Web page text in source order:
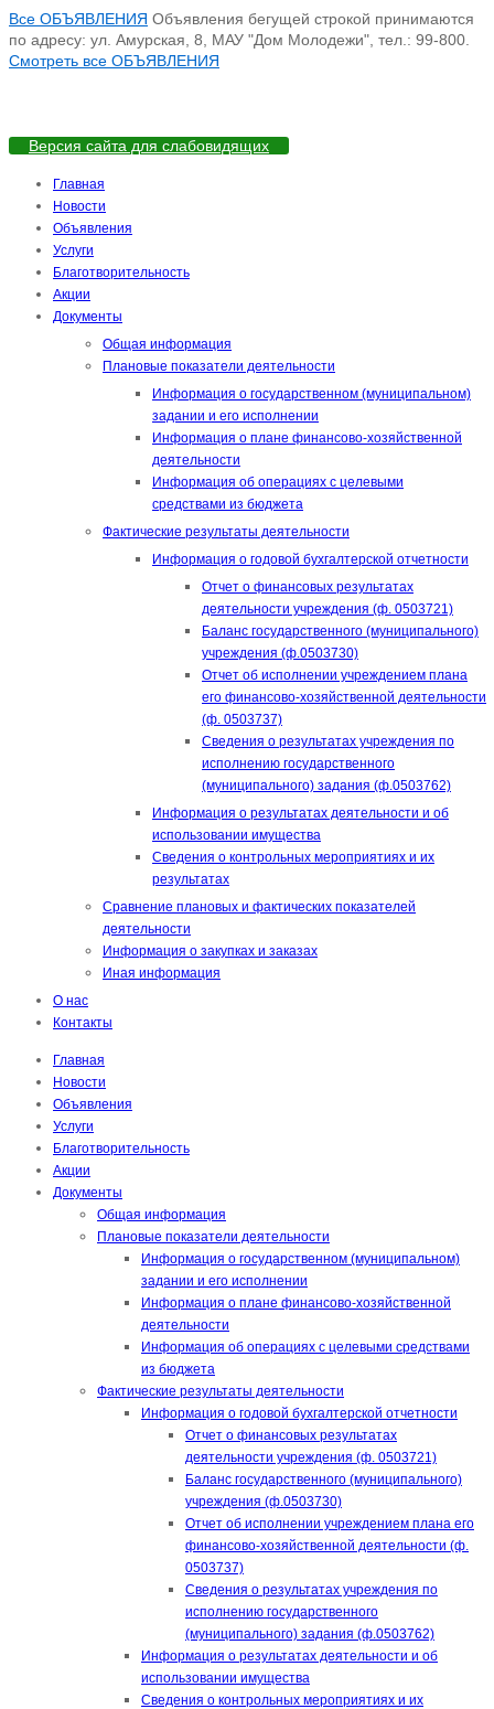
Все ОБЪЯВЛЕНИЯ Объявления бегущей строкой принимаются
по адресу: ул. Амурская, 8, МАУ "Дом Молодежи", тел.: 99-800.
Смотреть все ОБЪЯВЛЕНИЯ
Версия сайта для слабовидящих
Главная
Новости
Объявления
Услуги
Благотворительность
Акции
Документы
Общая информация
Плановые показатели деятельности
Информация о государственном (муниципальном)
задании и его исполнении
Информация о плане финансово-хозяйственной
деятельности
Информация об операциях с целевыми
средствами из бюджета
Фактические результаты деятельности
Информация о годовой бухгалтерской отчетности
Отчет о финансовых результатах
деятельности учреждения (ф. 0503721)
Баланс государственного (муниципального)
учреждения (ф.0503730)
Отчет об исполнении учреждением плана
его финансово-хозяйственной деятельности
(ф. 0503737)
Сведения о результатах учреждения по
исполнению государственного
(муниципального) задания (ф.0503762)
Информация о результатах деятельности и об
использовании имущества
Сведения о контрольных мероприятиях и их
результатах
Сравнение плановых и фактических показателей
деятельности
Информация о закупках и заказах
Иная информация
О нас
Контакты
Главная
Новости
Объявления
Услуги
Благотворительность
Акции
Документы
Общая информация
Плановые показатели деятельности
Информация о государственном (муниципальном)
задании и его исполнении
Информация о плане финансово-хозяйственной
деятельности
Информация об операциях с целевыми средствами
из бюджета
Фактические результаты деятельности
Информация о годовой бухгалтерской отчетности
Отчет о финансовых результатах
деятельности учреждения (ф. 0503721)
Баланс государственного (муниципального)
учреждения (ф.0503730)
Отчет об исполнении учреждением плана его
финансово-хозяйственной деятельности (ф.
0503737)
Сведения о результатах учреждения по
исполнению государственного
(муниципального) задания (ф.0503762)
Информация о результатах деятельности и об
использовании имущества
Сведения о контрольных мероприятиях и их